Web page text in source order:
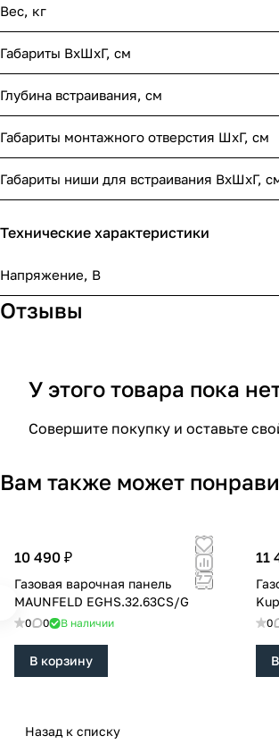
Вес, кг
Габариты ВхШхГ, cм
Глубина встраивания, см
Габариты монтажного отверстия ШхГ, см
Габариты ниши для встраивания ВхШхГ,
Технические характеристики
Напряжение, В
Отзывы
У этого товара пока
Совершите покупку и оставьте
Вам также может
10 490 ₽
Газовая варочная панель
MAUNFELD EGHS.32.63CS/G
0 0 В наличии
В корзину
11
0
Назад к списку